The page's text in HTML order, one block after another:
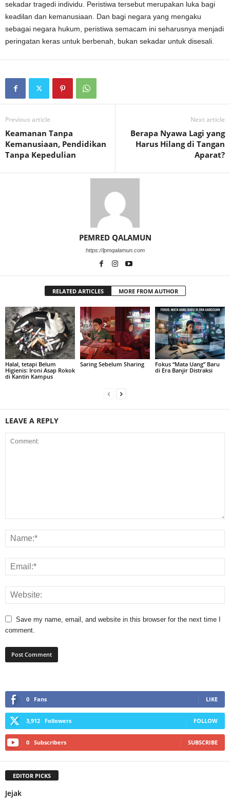
sekadar tragedi individu. Peristiwa tersebut merupakan luka bagi
keadilan dan kemanusiaan. Dan bagi negara yang mengaku
sebagai negara hukum, peristiwa semacam ini seharusnya menjadi
peringatan keras untuk berbenah, bukan sekadar untuk disesali.
Previous article
Keamanan Tanpa
Kemanusiaan, Pendidikan
Tanpa Kepedulian
Next article
Berapa Nyawa Lagi yang
Harus Hilang di Tangan
Aparat?
PEMRED QALAMUN
https://lpmqalamun.com
RELATED ARTICLES MORE FROM AUTHOR
Halal, tetapi Belum
Higienis: Ironi Asap Rokok
di Kantin Kampus
Saring Sebelum Sharing
Fokus “Mata Uang” Baru
di Era Banjir Distraksi
LEAVE A REPLY
Save my name, email, and website in this browser for the next time I
comment.
0 Fans LIKE
3,912 Followers FOLLOW
0 Subscribers SUBSCRIBE
EDITOR PICKS
Jejak